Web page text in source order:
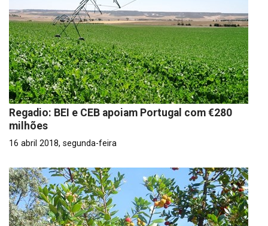
Regadio: BEI e CEB apoiam Portugal com €280
milhões
16 abril 2018, segunda-feira